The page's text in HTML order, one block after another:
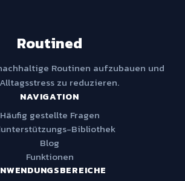
Routined
Routinen aufzubauen und
zu reduzieren.
NAVIGATION
Häufig gestellte Fragen
Bibliothek
Blog
Funktionen